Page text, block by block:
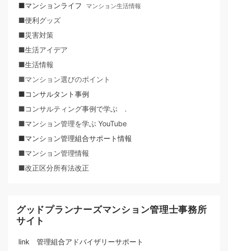
■マンションライフ マンション生活情報
■便利グッズ
■災害対策
■生活アイデア
■生活情報
■マンション選びのポイント
■コンサルタント事例
■コンサルティング事例で学ぶ .
■マンション管理を学ぶ YouTube
■マンション管理組合サポート情報
■マンション管理情報
■改正区分所有法改正
グッドプランナーズマンション管理士事務所
サイト
link 管理組合アドバイザリーサポート